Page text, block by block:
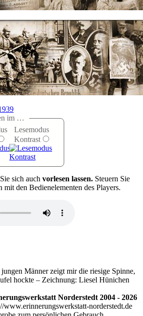
im …
Lesemodus
Kontrast
sich auch vorlesen lassen. Steuern Sie
den Bedienelementen des Players.
Männer zeigt mir die riesige Spinne,
hockte – Zeichnung: Liesel Hünichen
Norderstedt 2004 - 2026
www.erinnerungswerkstatt-norderstedt.de